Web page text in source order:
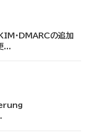
・DMARCの追加
...